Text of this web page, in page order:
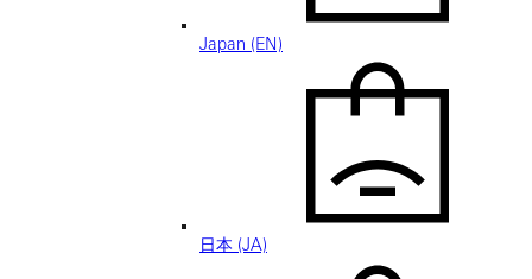
Japan (EN)
日本 (JA)